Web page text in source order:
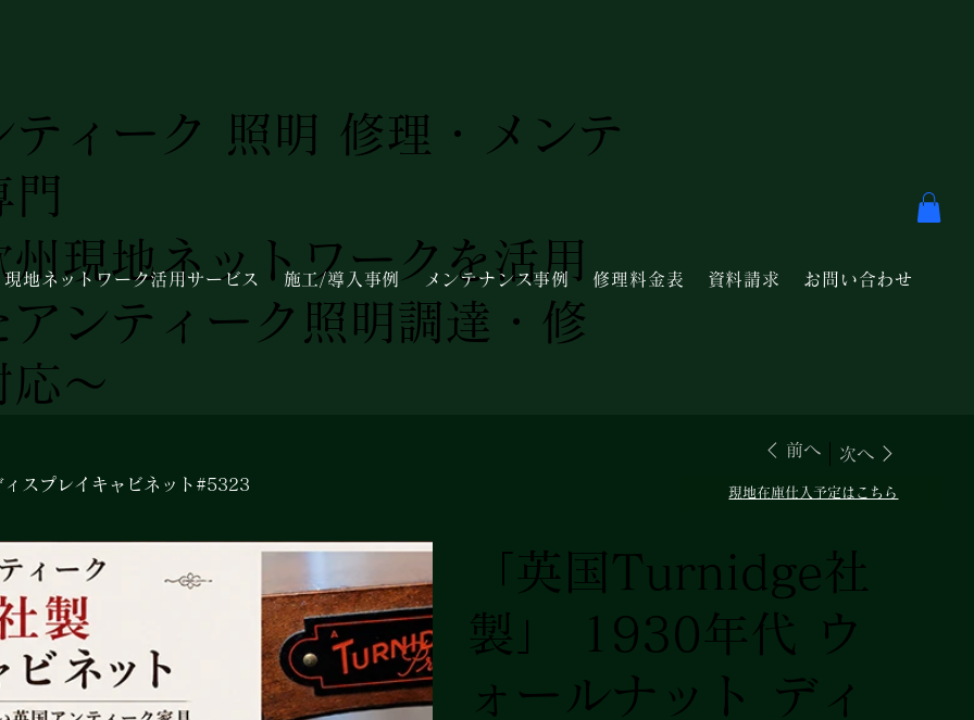
ティーク 照明 修理・メンテ
門
州現地ネットワークを活用
アンティーク照明調達・修
応～
現地ネットワーク活用サービス 施工/導入事例 メンテナンス事例 修理料金表 資料請求 お問い合わせ
スプレイキャビネット#5323
前へ 次へ
「英国Turnidge社
製」 1930年代 ウ
ォールナット ディ
現地在庫仕入予定はこちら